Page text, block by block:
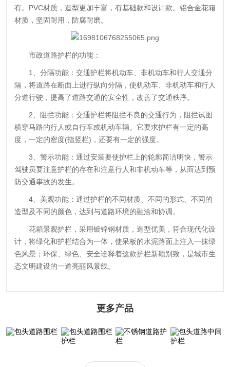
有。PVC材质，造型更加丰富，有基础款和设计款。铝合金花箱
材质，坚固耐用，防腐耐磨。
市政道路护栏的功能：
1、分隔功能：交通护栏将机动车、非机动车和行人交通分
隔，将道路在断面上进行纵向分隔，使机动车、非机动车和行人
分道行驶，提高了道路交通的安全性，改善了交通秩序。
2、阻拦功能：交通护栏将阻拦不良的交通行为，阻拦试图
横穿马路的行人或自行车或机动车辆。它要求护栏有一定的高
度，一定的密度(指竖栏)，还要有一定的强度。
3、警示功能：通过安装要使护栏上的轮廓简洁明快，警示
驾驶员要注意护栏的存在和注意行人和非机动车等，从而达到预
防交通事故的发生。
4、美观功能：通过护栏的不同材质、不同的形式、不同的
造型及不同的颜色，达到与道路环境的融洽和协调。
花箱景观护栏，采用镀锌钢材质，造型优美，符合现代化设
计，将绿化和护栏结合为一体，使呆板的水泥路面上注入一抹绿
色风景；环保、绿色、安全诠释着这款护栏新颖别致，是城市生
态文明建设的一道亮丽风景线。
更多产品
包头道路围栏
包头道路围栏护
不锈钢道路护栏
包头道路中间护